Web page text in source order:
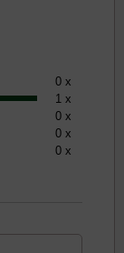
0 x
1 x
0 x
0 x
0 x